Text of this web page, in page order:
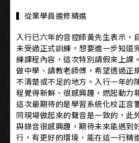
▍從業學員進修精進
入行已六年的音控師黃先生表示，
未受過正式訓練，想要進一步知道
練課程內容，這次特別請假來上課
做中學、請教老師傅，希望透過正
不清楚或不足的地方。入行一年的
程覺得新鮮、很感興趣，燃起動力
這次最期待的是學習系統化校正音
同現場做起來的聲音是一致的，此
與錄音很感興趣，期待未來能遇到
行，有更好的環境、能在這一行精